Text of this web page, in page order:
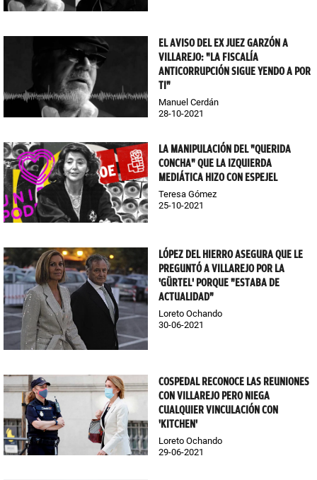
EL AVISO DEL EX JUEZ GARZÓN A
VILLAREJO: "LA FISCALÍA
ANTICORRUPCIÓN SIGUE YENDO A POR
TI"
Manuel Cerdán
28-10-2021
LA MANIPULACIÓN DEL "QUERIDA
CONCHA" QUE LA IZQUIERDA
MEDIÁTICA HIZO CON ESPEJEL
Teresa Gómez
25-10-2021
LÓPEZ DEL HIERRO ASEGURA QUE LE
PREGUNTÓ A VILLAREJO POR LA
'GÜRTEL' PORQUE "ESTABA DE
ACTUALIDAD"
Loreto Ochando
30-06-2021
COSPEDAL RECONOCE LAS REUNIONES
CON VILLAREJO PERO NIEGA
CUALQUIER VINCULACIÓN CON
'KITCHEN'
Loreto Ochando
29-06-2021